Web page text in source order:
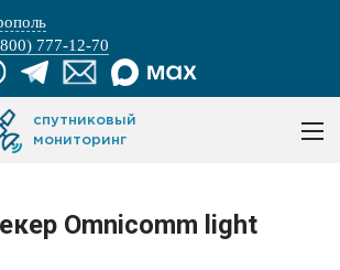
777-12-70
спутниковый
мониторинг
Omnicomm light